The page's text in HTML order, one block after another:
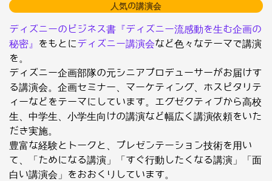
人気の講演会
ディズニーのビジネス書『ディズニー流感動を生む企画の
秘密』
をもとにディズニー講演会など色々なテーマで講演
を。
ディズニー企画部隊の元シニアプロデューサーがお届けす
る講演会。企画セミナー、マーケティング、ホスピタリテ
ィーなどをテーマにしています。エグゼクティブから高校
生、中学生、小学生向けの講演など幅広く講演依頼をいた
だき実施。
豊富な経験とトークと、プレゼンテーション技術を用い
て、「ためになる講演」「すぐ行動したくなる講演」「面
白い講演会」をおおくりしています。